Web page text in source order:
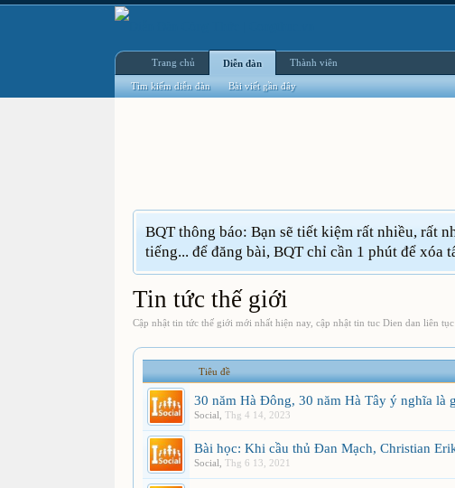
BQT thông báo: Bạn sẽ tiết kiệm rất nhiều, rất
tiếng... để đăng bài, BQT chỉ cần 1 phút để xóa
Tin tức thế giới
Cập nhật tin tức thế giới mới nhất hiện nay, cập nhật tin tuc Dien dan liên
Tiêu đề
30 năm Hà Đông, 30 năm Hà Tây ý nghĩa là
Social Thg 4 14, 2023
Bài học: Khi cầu thủ Đan Mạch, Christian
Social Thg 6 13, 2021
Trang chủ Diễn đàn
Tìm kiếm diễn đàn Bài viết gần đây
Thành viên